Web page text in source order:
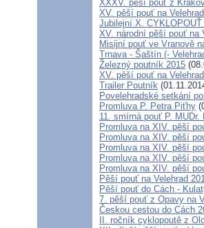
XXXV. pěší pouť z
XV. pěší pouť na
Jubilejní X.
XV. národní pěší pouť na
Misijní pouť ve Vranově
Trnava - Šaštín (-
Železný poutník 2015
XV. pěší pouť na
Trailer Poutník
Povelehradské setkání
Promluva P. Petra Piťhy
11. smírná pouť P.
Promluva na XIV. pěší
Promluva na XIV. pěší
Promluva na XIV. pěší
Promluva na XIV. pěší
Promluva na XIV. pěší
Pěší pouť na Velehrad
Pěší pouť do Cách -
7. pěší pouť z Opavy na
Českou cestou do Cách
II. ročník cyklopoutě z